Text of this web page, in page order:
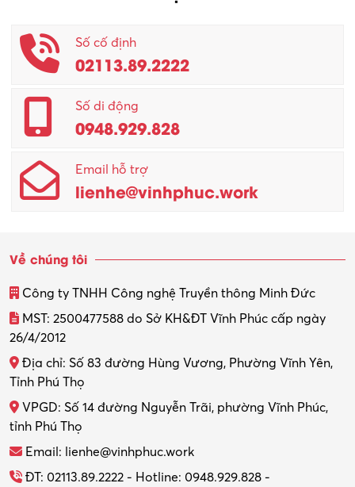
Phục vụ khác
Promotion Girl (PG)
Quản lý – Giám đốc
Quản lý chất lượng – QC
Quản lý sản xuất
Quản trị kinh doanh
Thiết kế nội thất
Thợ máy – Ô tô – Xe máy
Thực tập
Tổ chức sự kiện – Quà tặng
Số cố định
02113.89.2222
Số di động
0948.929.828
Email hỗ trợ
lienhe@vinhphuc.work
Về chúng tôi
Công ty TNHH Công nghệ Truyền thông Minh Đức
MST: 2500477588 do Sở KH&ĐT Vĩnh Phúc cấp ngày
26/4/2012
Địa chỉ: Số 83 đường Hùng Vương, Phường Vĩnh Yên,
Tỉnh Phú Thọ
VPGD: Số 14 đường Nguyễn Trãi, phường Vĩnh Phúc,
tỉnh Phú Thọ
Email: lienhe@vinhphuc.work
ĐT: 02113.89.2222 - Hotline: 0948.929.828 -